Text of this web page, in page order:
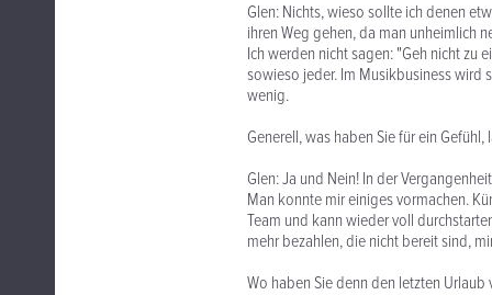
Glen: Nichts, wieso sollte ich denen
ihren Weg gehen, da man unheimlich
Ich werden nicht sagen: "Geh nicht zu
sowieso jeder. Im Musikbusiness wird
wenig.
Generell, was haben Sie für ein
Glen: Ja und Nein! In der
Man konnte mir einiges vormachen.
Team und kann wieder voll
mehr bezahlen, die nicht bereit sind,
Wo haben Sie denn den letzten Urlaub